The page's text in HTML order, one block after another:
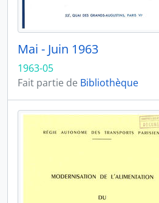
Mai - Juin 1963
1963-05
Fait partie de Bibliothèque